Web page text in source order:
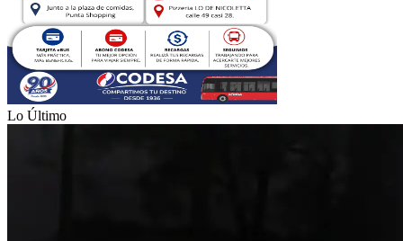
Lo Último